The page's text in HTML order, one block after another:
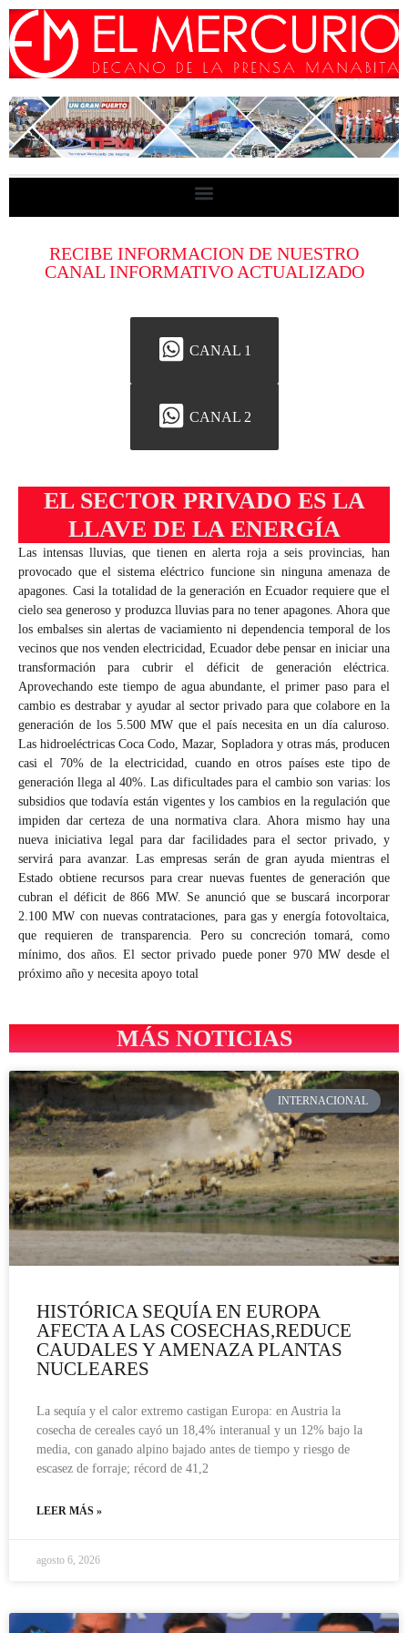
RECIBE INFORMACION DE NUESTRO
CANAL INFORMATIVO ACTUALIZADO
CANAL 1
CANAL 2
EL SECTOR PRIVADO ES LA
LLAVE DE LA ENERGÍA
Las intensas lluvias, que tienen en alerta roja a seis provincias, han
provocado que el sistema eléctrico funcione sin ninguna amenaza de
apagones. Casi la totalidad de la generación en Ecuador requiere que el
cielo sea generoso y produzca lluvias para no tener apagones. Ahora que
los embalses sin alertas de vaciamiento ni dependencia temporal de los
vecinos que nos venden electricidad, Ecuador debe pensar en iniciar una
transformación para cubrir el déficit de generación eléctrica.
Aprovechando este tiempo de agua abundante, el primer paso para el
cambio es destrabar y ayudar al sector privado para que colabore en la
generación de los 5.500 MW que el país necesita en un día caluroso.
Las hidroeléctricas Coca Codo, Mazar, Sopladora y otras más, producen
casi el 70% de la electricidad, cuando en otros países este tipo de
generación llega al 40%. Las dificultades para el cambio son varias: los
subsidios que todavía están vigentes y los cambios en la regulación que
impiden dar certeza de una normativa clara. Ahora mismo hay una
nueva iniciativa legal para dar facilidades para el sector privado, y
servirá para avanzar. Las empresas serán de gran ayuda mientras el
Estado obtiene recursos para crear nuevas fuentes de generación que
cubran el déficit de 866 MW. Se anunció que se buscará incorporar
2.100 MW con nuevas contrataciones, para gas y energía fotovoltaica,
que requieren de transparencia. Pero su concreción tomará, como
mínimo, dos años. El sector privado puede poner 970 MW desde el
próximo año y necesita apoyo total
MÁS NOTICIAS
INTERNACIONAL
HISTÓRICA SEQUÍA EN EUROPA
AFECTA A LAS COSECHAS,REDUCE
CAUDALES Y AMENAZA PLANTAS
NUCLEARES
La sequía y el calor extremo castigan Europa: en Austria la
cosecha de cereales cayó un 18,4% interanual y un 12% bajo la
media, con ganado alpino bajado antes de tiempo y riesgo de
escasez de forraje; récord de 41,2
LEER MÁS »
agosto 6, 2026